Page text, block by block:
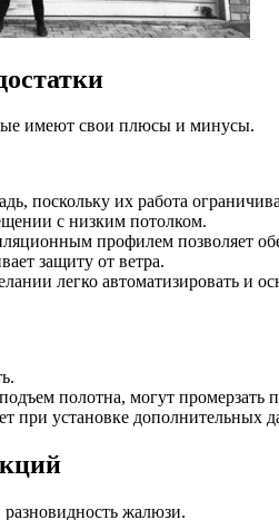
имеют свои плюсы и минусы.
поскольку их работа
с низким потолком.
профилем позволяет
защиту от ветра.
легко автоматизировать и
полотна, могут промерзать
при установке дополнительных
разновидность жалюзи.